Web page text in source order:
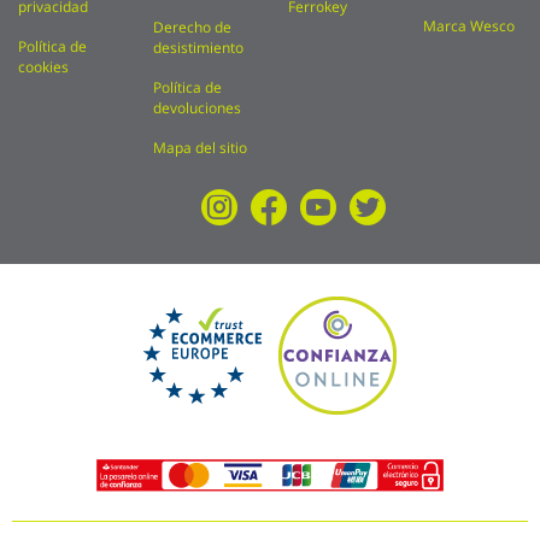
privacidad
Política de
cookies
Derecho de
desistimiento
Política de
devoluciones
Mapa del sitio
Ferrokey
Marca Wesco